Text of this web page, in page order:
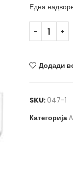
Една
Додади
SKU:047-1
Категорија